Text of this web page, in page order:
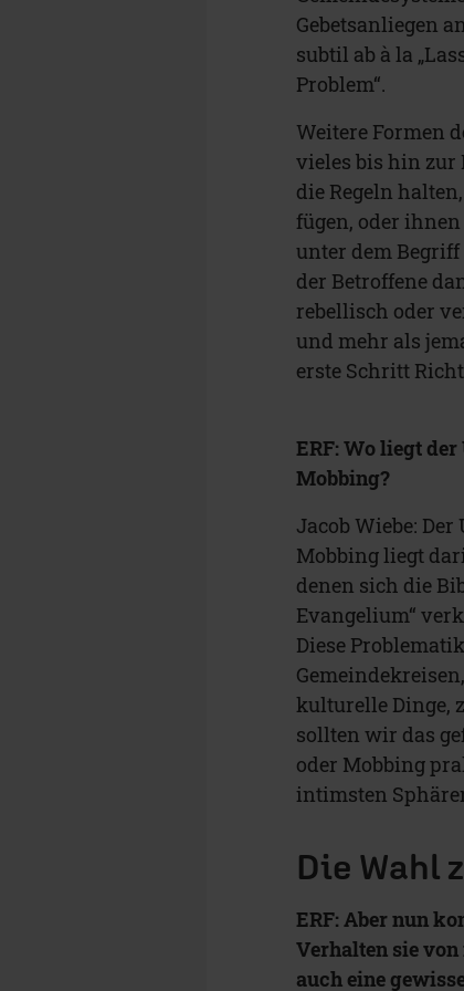
Gebetsanliegen
subtil ab à la
Problem“.
Weitere Formen
vieles bis hin
die Regeln
fügen, oder
unter dem
der Betroffene
rebellisch oder
und mehr als
erste Schritt
ERF: Wo liegt
Mobbing?
Jacob Wiebe:
Mobbing liegt
denen sich die
Evangelium“
Diese
kulturelle Dinge,
sollten wir das
oder Mobbing
intimsten
Die Wahl
ERF: Aber nun
Verhalten sie
auch eine